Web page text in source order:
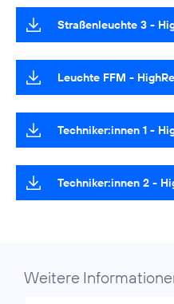
Straßenleuchte 3 -
Leuchte FFM -
Techniker:innen 1 -
Techniker:innen 2 -
Weitere